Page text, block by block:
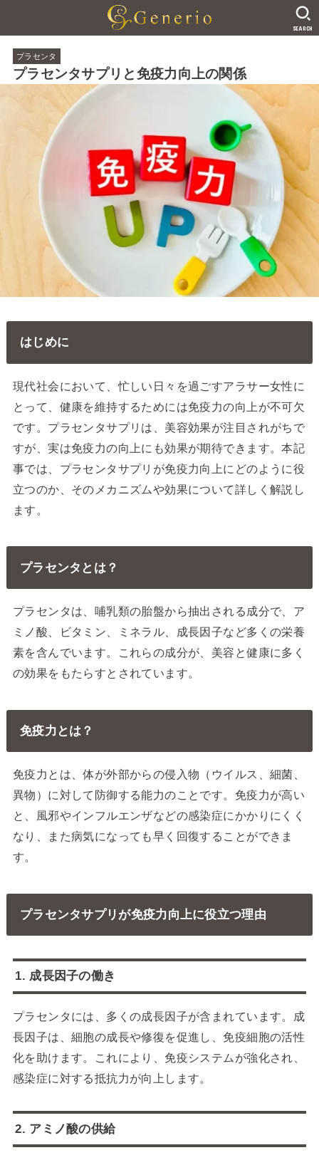
SEARCH
プラセンタ
プラセンタサプリと免疫力向上の関係
はじめに
現代社会において、忙しい日々を過ごすアラサー女性に
とって、健康を維持するためには免疫力の向上が不可欠
です。プラセンタサプリは、美容効果が注目されがちで
すが、実は免疫力の向上にも効果が期待できます。本記
事では、プラセンタサプリが免疫力向上にどのように役
立つのか、そのメカニズムや効果について詳しく解説し
ます。
プラセンタとは？
プラセンタは、哺乳類の胎盤から抽出される成分で、ア
ミノ酸、ビタミン、ミネラル、成長因子など多くの栄養
素を含んでいます。これらの成分が、美容と健康に多く
の効果をもたらすとされています。
免疫力とは？
免疫力とは、体が外部からの侵入物（ウイルス、細菌、
異物）に対して防御する能力のことです。免疫力が高い
と、風邪やインフルエンザなどの感染症にかかりにくく
なり、また病気になっても早く回復することができま
す。
プラセンタサプリが免疫力向上に役立つ理由
1. 成長因子の働き
プラセンタには、多くの成長因子が含まれています。成
長因子は、細胞の成長や修復を促進し、免疫細胞の活性
化を助けます。これにより、免疫システムが強化され、
感染症に対する抵抗力が向上します。
2. アミノ酸の供給